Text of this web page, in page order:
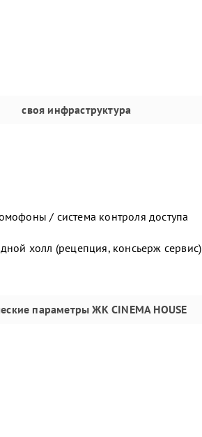
своя инфраструктура
/ система контроля доступа
холл (рецепция, консьерж сервис)
параметры ЖК CINEMA HOUSE